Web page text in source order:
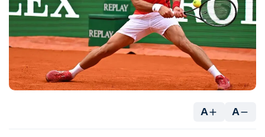
A
A